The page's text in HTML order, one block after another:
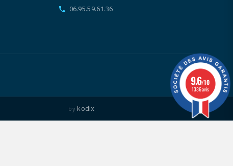
call 06.95.59.61.36
by kodix
9.6/10
1336 avis